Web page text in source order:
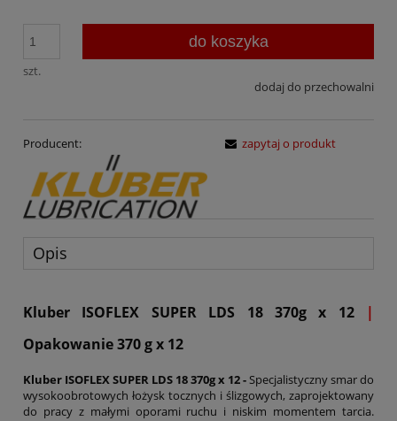
szt.
do koszyka
dodaj do przechowalni
Producent: zapytaj o produkt
Opis
Kluber ISOFLEX SUPER LDS 18 370g x 12
|
Opakowanie 370 g x 12
Kluber ISOFLEX SUPER LDS 18 370g x 12 -Specjalistyczny smar do
wysokoobrotowych łożysk tocznych i ślizgowych, zaprojektowany
do pracy z małymi oporami ruchu i niskim momentem tarcia.